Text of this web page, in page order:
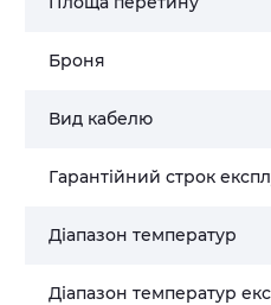
Броня
Вид кабелю
Гарантійний строк
Діапазон температур
Діапазон температур